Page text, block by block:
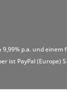
p.a. und einem
ist PayPal (Europe)